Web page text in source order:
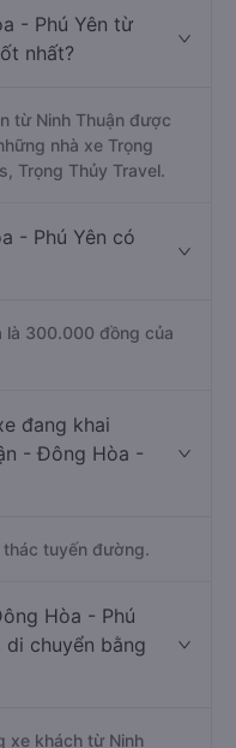
- Phú Yên từ
nhất?
từ Ninh Thuận được
nhà xe Trọng
Trọng Thủy Travel.
- Phú Yên có
là 300.000 đồng của
đang khai
- Đông Hòa -
thác tuyến đường.
Hòa - Phú
di chuyển bằng
xe khách từ Ninh